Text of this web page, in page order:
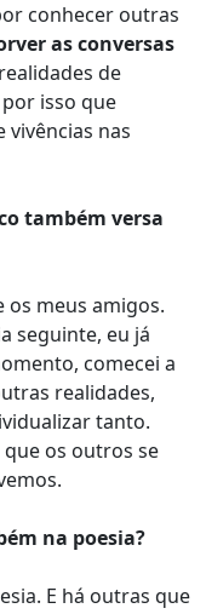
conhecer outras
as conversas
de
por isso que
vivências nas
também versa
os meus amigos.
seguinte, eu já
comecei a
realidades,
tanto.
os outros se
na poesia?
E há outras que